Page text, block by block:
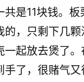
共是11块钱。
的，只剩下几
一起放去煲了
手了，很赌气